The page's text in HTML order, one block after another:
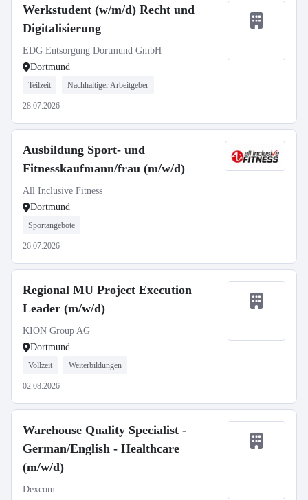
Werkstudent (w/m/d) Recht und
Digitalisierung
EDG Entsorgung Dortmund GmbH
Dortmund
Teilzeit Nachhaltiger Arbeitgeber
28.07.2026
Ausbildung Sport- und
Fitnesskaufmann/frau (m/w/d)
All Inclusive Fitness
Dortmund
Sportangebote
26.07.2026
Regional MU Project Execution
Leader (m/w/d)
KION Group AG
Dortmund
Vollzeit Weiterbildungen
02.08.2026
Warehouse Quality Specialist -
German/English - Healthcare
(m/w/d)
Dexcom